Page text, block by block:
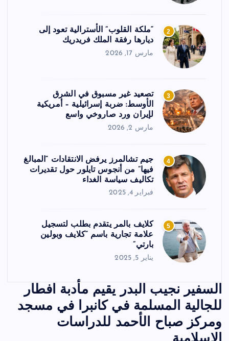
2
“ملكة القلوب” الأسترالية تعود إلى
ديارها رفقة الملك فريدريك
مارس 17, 2026
3
تصعيد غير مسبوق في الشرق
الأوسط: ضربة إسرائيلية – أمريكية
لإيران ورد صاروخي واسع
مارس 2, 2026
4
جيم تشالمرز يرفض الانتقادات “المبالغ
فيها” من أنجوس تايلور حول تقديرات
تكاليف سياسة الغداء
فبراير 4, 2025
5
كلايف بالمر يتقدم بطلب لتسجيل
علامة تجارية باسم “كلايف وبولين
بارتي”
يناير 5, 2025
السفير نجيب البدر يقيم مأدبة افطار
للجالية المسلمة في كانبرا في مسجد
ومركز صباح الأحمد للدراسات